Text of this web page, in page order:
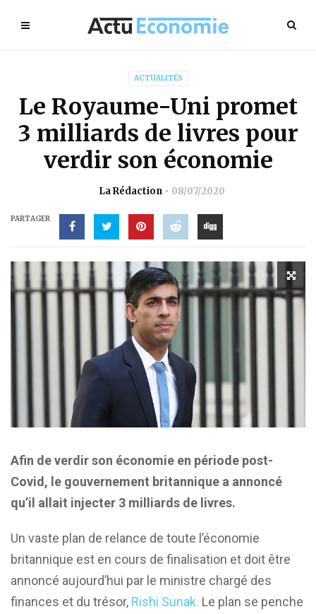
ACTUALITÉS
Le Royaume-Uni promet
3 milliards de livres pour
verdir son économie
La Rédaction 08/07/2020
PARTAGER
Afin de verdir son économie en période post-
Covid, le gouvernement britannique a annoncé
qu’il allait injecter 3 milliards de livres.
Un vaste plan de relance de toute l’économie
britannique est en cours de finalisation et doit être
annoncé aujourd’hui par le ministre chargé des
finances et du trésor, Rishi Sunak. Le plan se penche